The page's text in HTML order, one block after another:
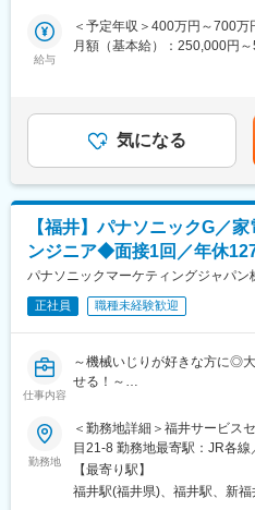
企業文化として特にチームワ
プや社員が集まるキックオフ
ームでのコミュニケーション
変更の範囲：会社の定める業務
製造現場・関係部門と連携し
進めていただきます。
・製造ラインの生産能力（キ
・設備能力管理・稼働率確認
・需要予測に基づく生産リソ
画
<工程改善・生産性向上>
・工程・ライン改善、非効率
・データに基づく生産性分析
・設備稼働率の改善・最適配置
・収益性評価・必要投資の見
・関係部門（製造・BU・Corp
<設備投資・固定資産管理>
・年間投資計画（予算・実績
・固定資産の管理・不要設備
■ポジションの魅力
給与
＜予定年収＞400万円～700万
月額（基本給）：250,000円
固定手当を含めた表記です。
気になる
【福井】パナソニックG／
ンジニア◆面接1回／年休
パナソニックマーケティングジャパン
正社員 職種未経験歓迎
仕事内容
～機械いじりが好きな方に◎
せる！～
★本求人のポイント
・年休127日／緊急対応は当
働き方◎
・大手Gらしく福利厚生、手
・転居を伴う異動有無につい
勤務地
＜勤務地詳細＞福井サービス
目21-8 勤務地最寄駅：JR各線
煙変更の範囲：会社の定める事
【最寄り駅】
福井駅(福井県)、福井駅、新福